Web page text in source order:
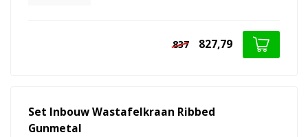
837 827,79
Set Inbouw Wastafelkraan Ribbed
Gunmetal